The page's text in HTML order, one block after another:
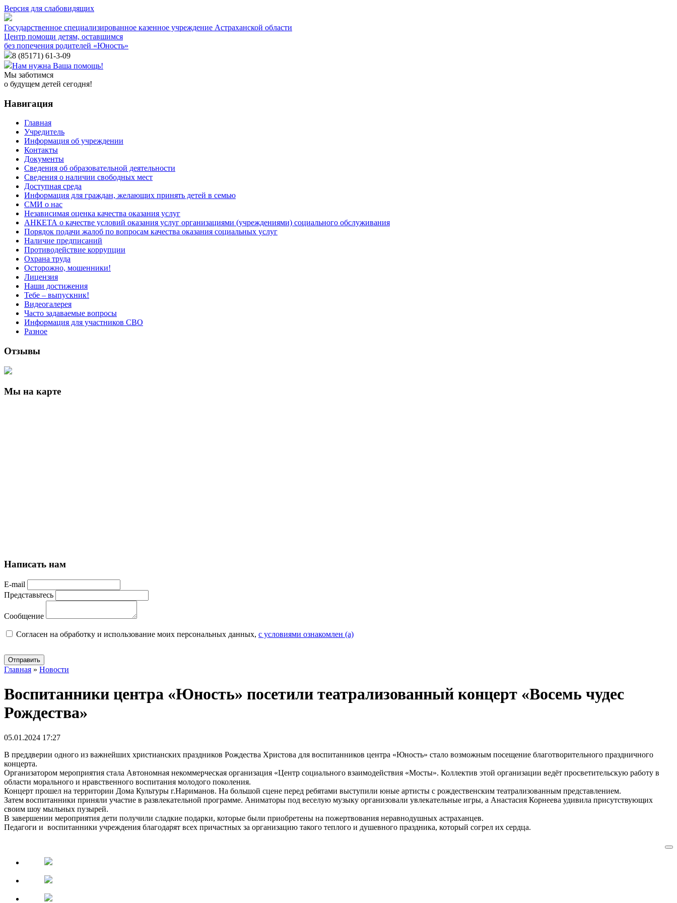
Версия для слабовидящих
Государственное специализированное казенное учреждение Астраханской области
Центр помощи детям, оставшимся
без попечения родителей «Юность»
8 (85171) 61-3-09
Нам нужна Ваша помощь!
Мы заботимся
о будущем детей сегодня!
Навигация
Главная
Учредитель
Информация об учреждении
Контакты
Документы
Сведения об образовательной деятельности
Сведения о наличии свободных мест
Доступная среда
Информация для граждан, желающих принять детей в семью
СМИ о нас
Независимая оценка качества оказания услуг
АНКЕТА о качестве условий оказания услуг организациями (учреждениями) социального обслуживания
Порядок подачи жалоб по вопросам качества оказания социальных услуг
Наличие предписаний
Противодействие коррупции
Охрана труда
Осторожно, мошенники!
Лицензия
Наши достижения
Тебе – выпускник!
Видеогалерея
Часто задаваемые вопросы
Информация для участников СВО
Разное
Отзывы
Мы на карте
Написать нам
E-mail
Представьтесь
Сообщение
Cогласен на обработку и использование моих персональных данных, с условиями ознакомлен (а)
Отправить
Главная » Новости
Воспитанники центра «Юность» посетили театрализованный концерт «Восемь чудес
Рождества»
05.01.2024 17:27
В преддверии одного из важнейших христианских праздников Рождества Христова для воспитанников центра «Юность» стало возможным посещение благотворительного праздничного
концерта.
Организатором мероприятия стала Автономная некоммерческая организация «Центр социального взаимодействия «Мосты». Коллектив этой организации ведёт просветительскую работу в
области морального и нравственного воспитания молодого поколения.
Концерт прошел на территории Дома Культуры г.Нариманов. На большой сцене перед ребятами выступили юные артисты с рождественским театрализованным представлением.
Затем воспитанники приняли участие в развлекательной программе. Аниматоры под веселую музыку организовали увлекательные игры, а Анастасия Корнеева удивила присутствующих
своим шоу мыльных пузырей.
В завершении мероприятия дети получили сладкие подарки, которые были приобретены на пожертвования неравнодушных астраханцев.
Педагоги и воспитанники учреждения благодарят всех причастных за организацию такого теплого и душевного праздника, который согрел их сердца.